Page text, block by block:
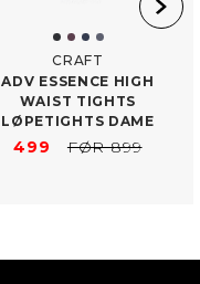
CRAFT
ADV ESSENCE HIGH
WAIST TIGHTS
LØPETIGHTS DAME
499 FØR 899